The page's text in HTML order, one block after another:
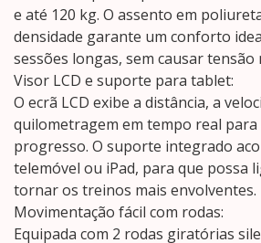
e até 120 kg. O assento em
densidade garante um conforto
sessões longas, sem causar tensão
Visor LCD e suporte para tablet:
O ecrã LCD exibe a distância, a
quilometragem em tempo real
progresso. O suporte integrado
telemóvel ou iPad, para que possa
tornar os treinos mais envolventes.
Movimentação fácil com rodas:
Equipada com 2 rodas giratórias